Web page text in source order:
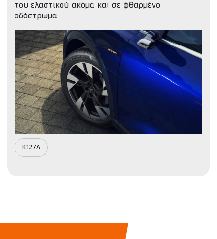
του ελαστικού ακόμα και σε φθαρμένο
οδόστρωμα.
K127A